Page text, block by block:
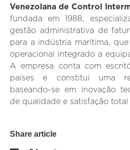
Venezolana de Control
fundada em 1988,
gestão administrativa de
para a indústria marítima,
operacional integrado a
A empresa conta com
países e constitui uma
baseando-se em inovação
de qualidade e satisfação total
Share article